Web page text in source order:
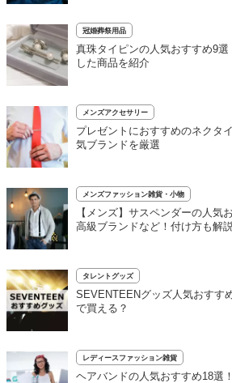
冠婚葬祭用品
真珠タイピンの人気おすすめ9
した商品を紹介
メンズアクセサリー
プレゼントにおすすめのネクタ
気ブランドを厳選
メンズファッション雑貨・小物
【メンズ】サスペンダーの人気
高級ブランドなど！付け方も解
タレントグッズ
SEVENTEENグッズ人気おすす
で買える？
レディースファッション雑貨
ヘアバンドの人気おすすめ18選